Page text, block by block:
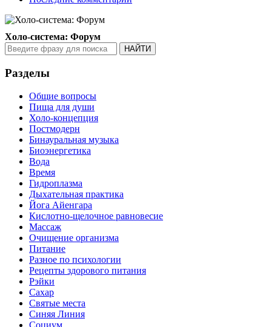
Холо-система: Форум
Разделы
Общие вопросы
Пища для души
Холо-концепция
Постмодерн
Бинауральная музыка
Биоэнергетика
Вода
Время
Гидроплазма
Дыхательная практика
Йога Айенгара
Кислотно-щелочное равновесие
Массаж
Очищение организма
Питание
Разное по психологии
Рецепты здорового питания
Рэйки
Сахар
Святые места
Синяя Линия